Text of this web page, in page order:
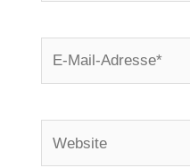
Mail-